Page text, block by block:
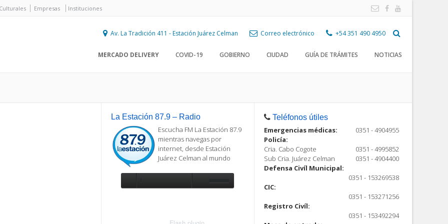
Empresas Instituciones
Av. La Tradición 411 - Estación Juárez Celman Correo electrónico +54 351 490 4950
MERCADO DELIVERY COVID-19 GOBIERNO CIUDAD GUÍA DE TRÁMITES NOTICIAS
La Estación 87.9 – Radio
Escucha FM La Estación 87.9
mientras navegas por
internet, desde Estación
Juárez Celman al mundo
Teléfonos útiles
Emergencias médicas:
0351 - 4904955
Policía:
Cria. Cabo Cogote
0351 - 4995852
Sub Cria. Juárez Celman
0351 - 4904400
Defensa Civíl Municipal:
0351 - 153269538
CIC:
0351 - 153271256
Registro Civíl:
0351 - 153492294